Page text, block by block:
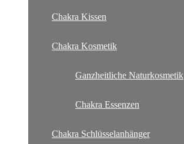
Chakra Kissen
Chakra Kosmetik
Ganzheitliche Naturkosmetik
Chakra Essenzen
Chakra Schlüsselanhänger